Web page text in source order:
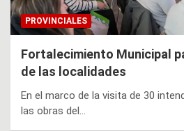
PROVINCIALES
Fortalecimiento Municipal
de las localidades
En el marco de la visita de 30
las obras del…